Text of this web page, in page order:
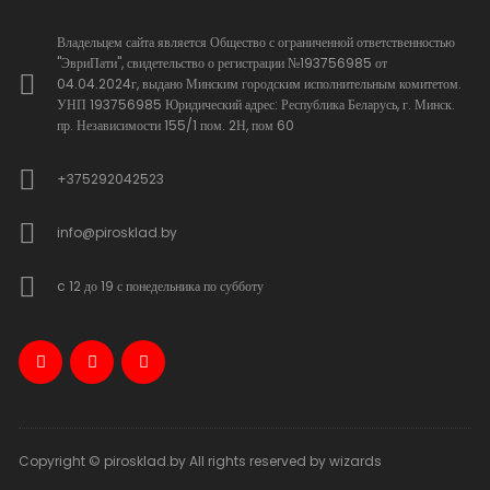
Владельцем сайта является Общество с ограниченной ответственностью
"ЭвриПати", свидетельство о регистрации №193756985 от
04.04.2024г, выдано Минским городским исполнительным комитетом.
УНП 193756985 Юридический адрес: Республика Беларусь, г. Минск.
пр. Независимости 155/1 пом. 2Н, пом 60
+375292042523
info@pirosklad.by
c 12 до 19 с понедельника по субботу
Copyright © pirosklad.by All rights reserved by wizards